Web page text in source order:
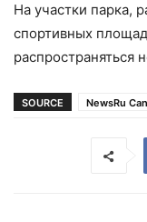
На участки парка,
спортивных
распространяться
SOURCE NewsRu